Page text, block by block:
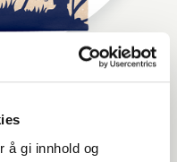
å gi innhold og
sammalt